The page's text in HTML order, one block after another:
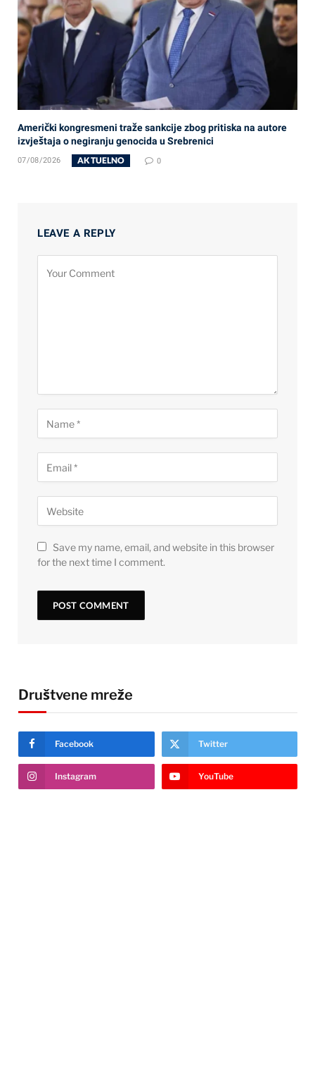
Američki kongresmeni traže sankcije zbog pritiska na autore
izvještaja o negiranju genocida u Srebrenici
07/08/2026 AKTUELNO 0
LEAVE A REPLY
Save my name, email, and website in this browser
for the next time I comment.
Društvene mreže
Facebook Twitter
Instagram YouTube